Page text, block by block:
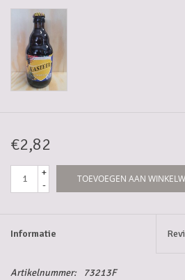
Streekproducten
Sweets
5-6l vaten
Streekproducten/Diverse
€2,82
+
-
TOEVOEGEN AAN
Informatie
Artikelnummer: 73213F